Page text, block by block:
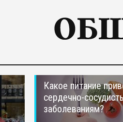
Какое питание
сердечно-
заболеваниям?